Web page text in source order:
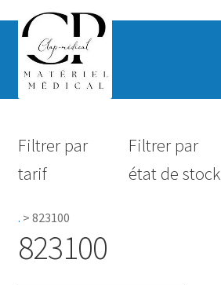
Hygiène
Filtrer par
tarif
Filtrer par
état de stock
. > 823100
823100